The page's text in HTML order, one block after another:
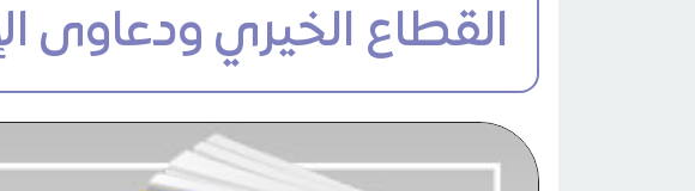
القطاع الخيري ودعاوى